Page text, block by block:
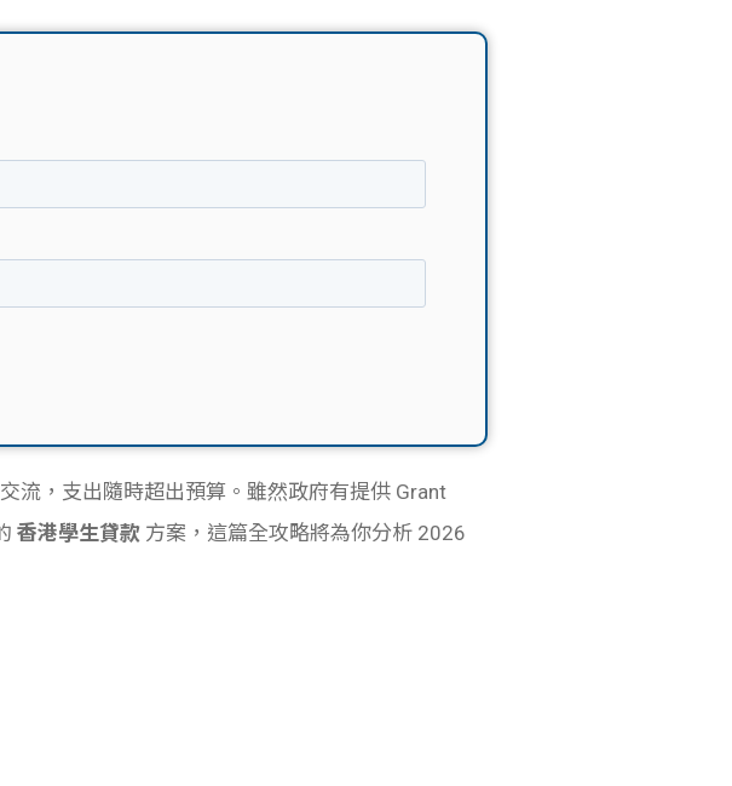
流，支出隨時超出預算。雖然政府有提供 Grant
香港學生貸款方案，這篇全攻略將為你分析 2026